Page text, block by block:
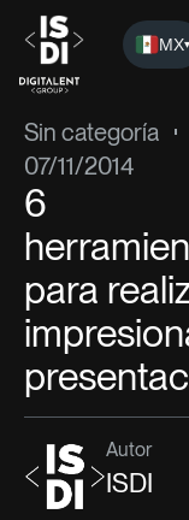
MX▾
ISDI›Blog
Sin categoría
07/11/2014
6
para
Autor
ISDI